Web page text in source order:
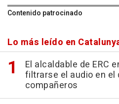
Contenido patrocinado
Lo más leído en
El alcaldable de ERC
filtrarse el audio en
compañeros